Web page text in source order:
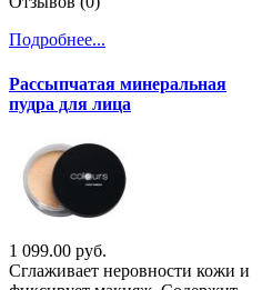
Подробнее...
Рассыпчатая минеральная
пудра для лица
1 099.00 руб.
Сглаживает неровности кожи и